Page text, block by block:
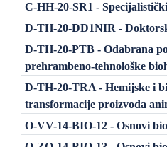
C-HH-20-SR1 -
D-TH-20-DD1NIR -
D-TH-20-PTB - Odabrana
prehrambeno-tehnološke
D-TH-20-TRA - Hemijske i
transformacije proizvoda
O-VV-14-BIO-12 - Osnovi